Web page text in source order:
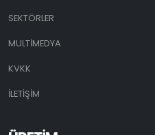
SEKTÖRLER
MULTİMEDYA
KVKK
İLETİŞİM